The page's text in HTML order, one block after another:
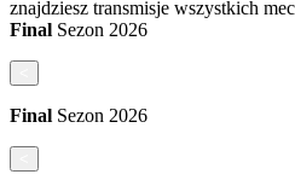
znajdziesz transmisje wszystkich
Final Sezon 2026
Final Sezon 2026